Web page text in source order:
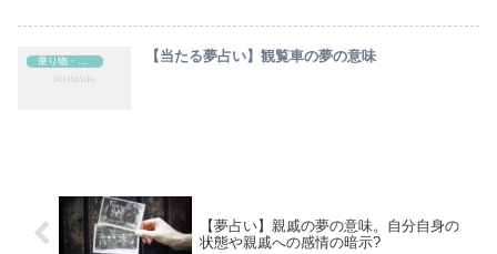
【当たる夢占い】観覧車の夢の意味
【夢占い】親戚の夢の意味。自分自身の
状態や親戚への感情の暗示?